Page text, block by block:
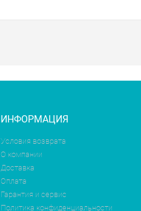
ИНФОРМАЦИЯ
Условия возврата
О компании
Доставка
Оплата
Гарантия и сервис
Политика конфиденциальности